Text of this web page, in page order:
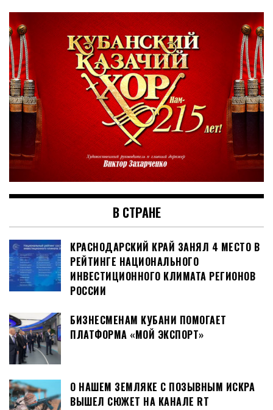
В СТРАНЕ
КРАСНОДАРСКИЙ КРАЙ ЗАНЯЛ 4 МЕСТО В
РЕЙТИНГЕ НАЦИОНАЛЬНОГО
ИНВЕСТИЦИОННОГО КЛИМАТА РЕГИОНОВ
РОССИИ
БИЗНЕСМЕНАМ КУБАНИ ПОМОГАЕТ
ПЛАТФОРМА «МОЙ ЭКСПОРТ»
О НАШЕМ ЗЕМЛЯКЕ С ПОЗЫВНЫМ ИСКРА
ВЫШЕЛ СЮЖЕТ НА КАНАЛЕ RT